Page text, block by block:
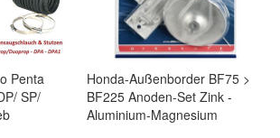
Penta
SP/
Honda-Außenborder BF75 >
BF225 Anoden-Set Zink -
Aluminium-Magnesium